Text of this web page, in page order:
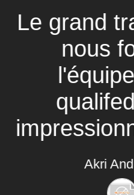
Le grand
nous
honneur
avec
Akri